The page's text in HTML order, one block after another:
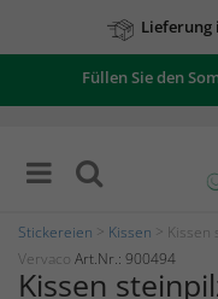
Lieferung
Füllen Sie den
Stickereien Kissen
>
Vervaco Art.Nr.: 900494
Kissen